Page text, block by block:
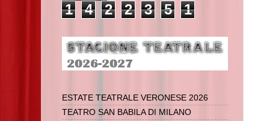
1 4 2 2 3 5 1
ESTATE TEATRALE VERONESE 2026
TEATRO SAN BABILA DI MILANO